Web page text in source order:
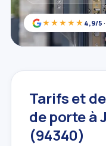
★★★★★ 4,9/5
Tarifs et
de porte à
(94340)